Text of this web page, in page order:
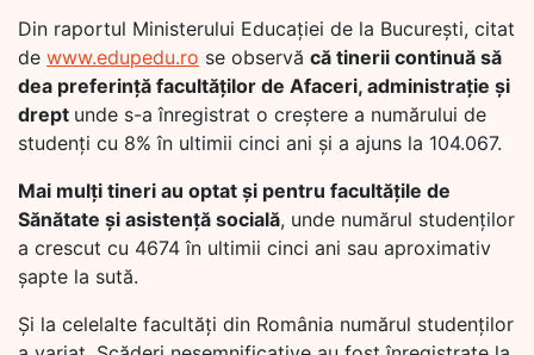
Din raportul Ministerului Educației de la București, citat
de www.edupedu.ro se observă că tinerii continuă să
dea preferință facultăților de Afaceri, administrație și
drept unde s-a înregistrat o creștere a numărului de
studenți cu 8% în ultimii cinci ani și a ajuns la 104.067.
Mai mulți tineri au optat și pentru facultățile de
Sănătate și asistenţă socială, unde numărul studenților
a crescut cu 4674 în ultimii cinci ani sau aproximativ
șapte la sută.
Și la celelalte facultăți din România numărul studenților